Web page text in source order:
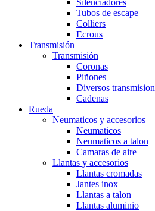
Silenciadores
Tubos de escape
Colliers
Ecrous
Transmisión
Transmisión
Coronas
Piñones
Diversos transmision
Cadenas
Rueda
Neumaticos y accesorios
Neumaticos
Neumaticos a talon
Camaras de aire
Llantas y accesorios
Llantas cromadas
Jantes inox
Llantas a talon
Llantas aluminio